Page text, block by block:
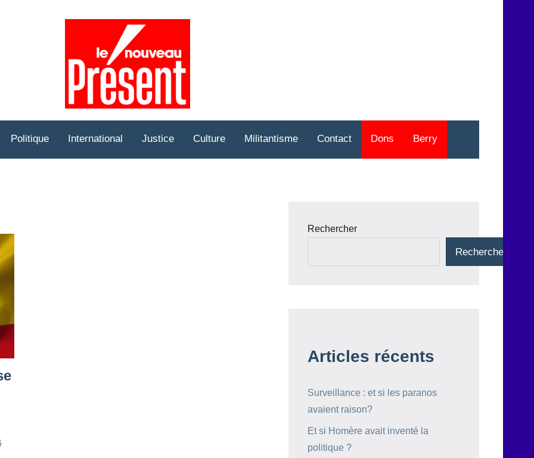
Politique International Justice Culture Militantisme Contact Dons Berry
Rechercher
Rechercher
Articles récents
Surveillance : et si les paranos
avaient raison?
Et si Homère avait inventé la
politique ?